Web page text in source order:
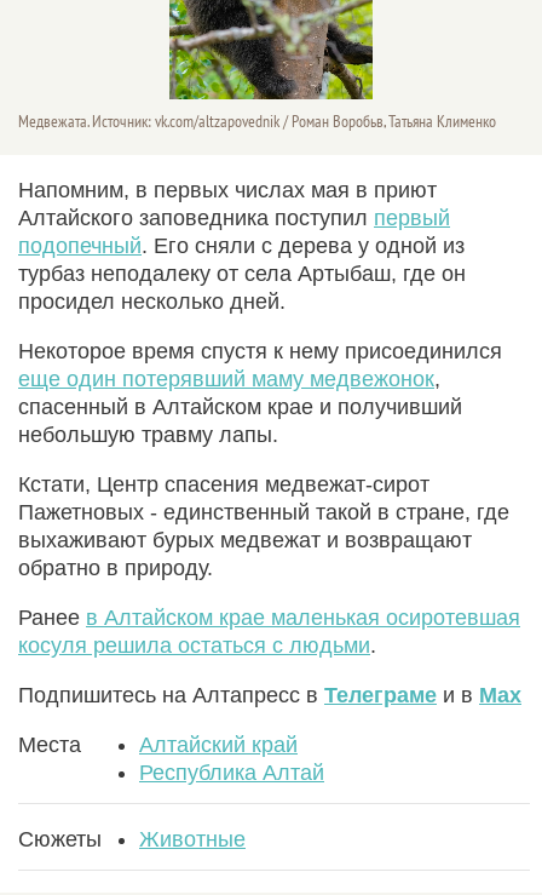
Медвежата. Источник: vk.com/altzapovednik / Роман Воробьв, Татьяна Клименко
Напомним, в первых числах мая в приют
Алтайского заповедника поступил первый
подопечный. Его сняли с дерева у одной из
турбаз неподалеку от села Артыбаш, где он
просидел несколько дней.
Некоторое время спустя к нему присоединился
еще один потерявший маму медвежонок,
спасенный в Алтайском крае и получивший
небольшую травму лапы.
Кстати, Центр спасения медвежат-сирот
Пажетновых - единственный такой в стране, где
выхаживают бурых медвежат и возвращают
обратно в природу.
Ранее в Алтайском крае маленькая осиротевшая
косуля решила остаться с людьми.
Подпишитесь на Алтапресс в Телеграме и в Max
Места
Алтайский край
Республика Алтай
Сюжеты Животные